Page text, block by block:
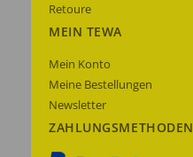
Retoure
MEIN TEWA
Mein Konto
Meine Bestellungen
Newsletter
ZAHLUNGSMETHODEN